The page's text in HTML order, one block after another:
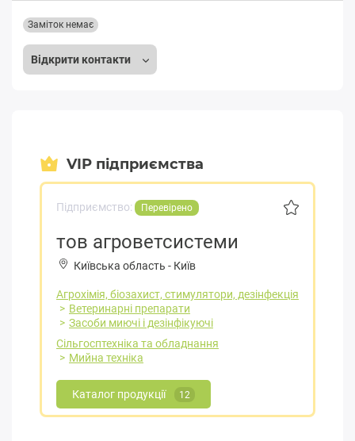
Відкрити контакти
Заміток немає
VIP підприємства
Підприємство: Перевірено
тов агроветсистеми
Київська область - Київ
Агрохімія, біозахист, стимулятори, дезінфекція
Ветеринарні препарати
Засоби миючі і дезінфікуючі
Сільгосптехніка та обладнання
Мийна техніка
Каталог продукції 12